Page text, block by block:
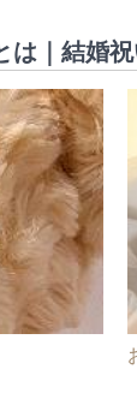
は｜結婚